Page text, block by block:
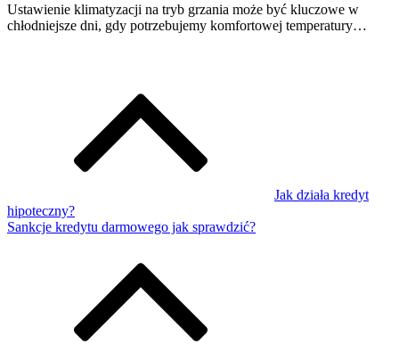
Ustawienie klimatyzacji na tryb grzania może być kluczowe w
chłodniejsze dni, gdy potrzebujemy komfortowej temperatury…
Jak działa kredyt
hipoteczny?
Sankcje kredytu darmowego jak sprawdzić?